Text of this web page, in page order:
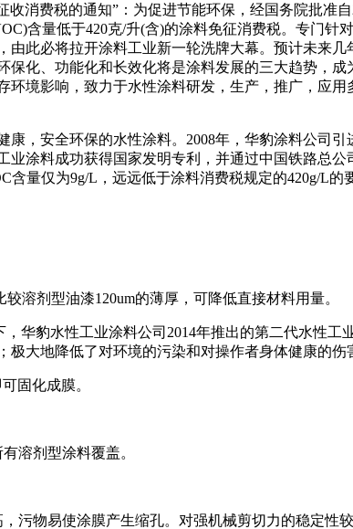
消费税的通知”：为促进节能环保，经国务院批准
含量低于420克/升(含)的涂料免征消费税。专门针
此必将拉开涂料工业新一轮洗牌大幕。预计未来
化、功能化和长效化将是涂料发展的三大趋势，
境影响，致力于水性涂料研发，生产，推广，应
，安全环保的水性涂料。2008年，华豹涂料公司
涂料成功获得国家发明专利，并通过中国铁路总
量仅为9g/L，远远低于涂料消费税规定的420g/L
溶剂型油漆120um的薄厚，可降低直接材料用量。
豹水性工业涂料公司2014年推出的第二代水性工
大地降低了对环境的污染和对操作者身体健康的伤
固化成膜。
溶剂型涂料覆盖。
物易使涂膜产生缩孔。对强机械剪切力的稳定性